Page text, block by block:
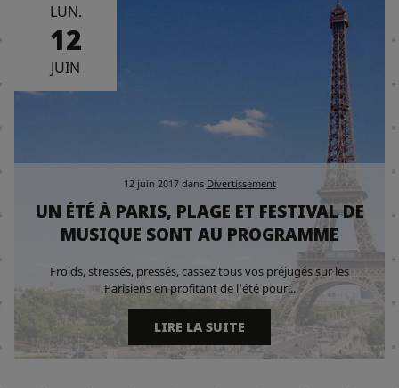
LUN.
12
JUIN
12 juin 2017 dans Divertissement
UN ÉTÉ À PARIS, PLAGE ET FESTIVAL DE
MUSIQUE SONT AU PROGRAMME
Froids, stressés, pressés, cassez tous vos préjugés sur les
Parisiens en profitant de l'été pour...
LIRE LA SUITE